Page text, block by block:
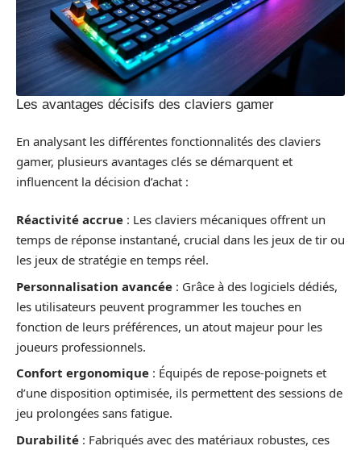
Les avantages décisifs des claviers gamer
En analysant les différentes fonctionnalités des claviers
gamer, plusieurs avantages clés se démarquent et
influencent la décision d’achat :
Réactivité accrue : Les claviers mécaniques offrent un
temps de réponse instantané, crucial dans les jeux de tir ou
les jeux de stratégie en temps réel.
Personnalisation avancée : Grâce à des logiciels dédiés,
les utilisateurs peuvent programmer les touches en
fonction de leurs préférences, un atout majeur pour les
joueurs professionnels.
Confort ergonomique : Équipés de repose-poignets et
d’une disposition optimisée, ils permettent des sessions de
jeu prolongées sans fatigue.
Durabilité : Fabriqués avec des matériaux robustes, ces